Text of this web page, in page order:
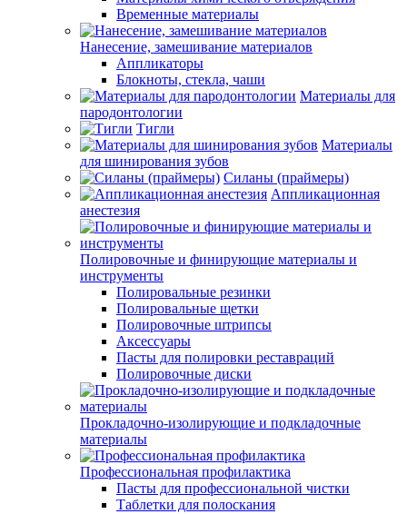
Временные материалы
Нанесение, замешивание материалов
Аппликаторы
Блокноты, стекла, чаши
Материалы для
пародонтологии
Тигли
Материалы
для шинирования зубов
Силаны (праймеры)
Аппликационная
анестезия
Полировочные и финирующие материалы и
инструменты
Полировальные резинки
Полировальные щетки
Полировочные штрипсы
Аксессуары
Пасты для полировки реставраций
Полировочные диски
Прокладочно-изолирующие и подкладочные
материалы
Профессиональная профилактика
Пасты для профессиональной чистки
Таблетки для полоскания